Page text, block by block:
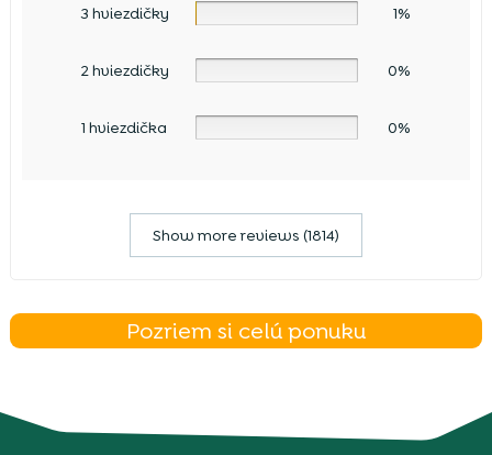
3 hviezdičky 1%
2 hviezdičky 0%
1 hviezdička 0%
Show more reviews (1814)
Pozriem si celú ponuku